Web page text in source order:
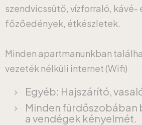
szendvicssütő, vízforraló, kávé-
főzőedények, étkészletek.
Minden apartmanunkban
vezeték nélküli internet (Wifi)
Egyéb: Hajszárító,
Minden fürdőszobában
a vendégek kényelmét.